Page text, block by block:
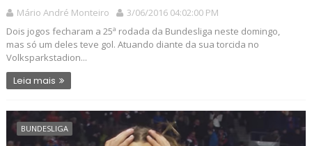
Mário André Monteiro
3/06/2016 04:02:00 PM
Dois jogos fecharam a 25ª rodada da Bundesliga neste domingo,
mas só um deles teve gol. Atuando diante da sua torcida no
Volksparkstadion...
Leia mais
BUNDESLIGA